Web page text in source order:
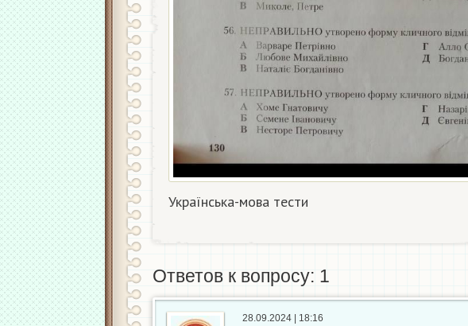
Українська-мова тести​
Ответов к вопросу: 1
28.09.2024 | 18:16